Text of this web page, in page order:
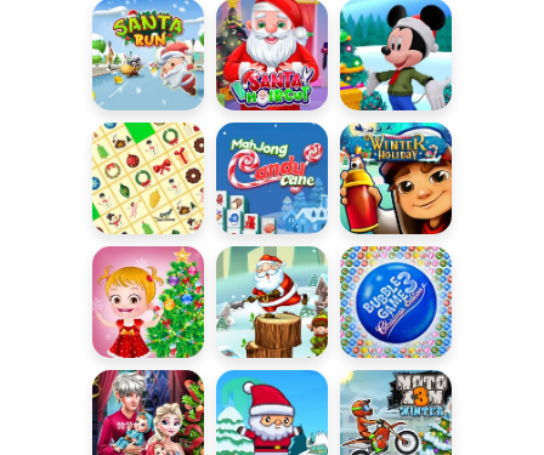
stoku
przygoda
Santa Run
Mikołaj u
fryzjera
Świąteczne
zabawy
KrisMas
Mahjong
Mahjong
Candy Cane
Subway
Surfers:
Winter
Holiday
Świąteczny
czas
Świąteczne
drzewko
Bubble
Shooter
Christmas